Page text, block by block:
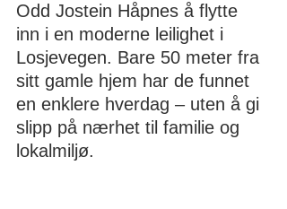
Odd Jostein Håpnes å flytte
inn i en moderne leilighet i
Losjevegen. Bare 50 meter fra
sitt gamle hjem har de funnet
en enklere hverdag – uten å gi
slipp på nærhet til familie og
lokalmiljø.